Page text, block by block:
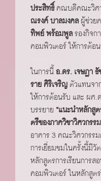
ประสิทธิ์คณบดีคณะวิศ
ณรงค์ บาลมงคลผู้ช่วย
ทิพย์ พร้อมพูลรองกิจ
คอมพิวเตอร์ ให้การต้อ
ในการนี้อ.ดร. เจษฏา
ราย ศิริเจริญตัวแทนจ
ให้การต้อนรับ และ ผศ
บรรยาย “แนะนำหลักสู
ตรีของภาควิชาวิศวกรร
อาคาร 3 คณะวิศวกรร
การเยี่ยมชมในครั้งนี้มีวั
หลักสูตรการเรียนการส
คอมพิวเตอร์ ในหลักสูต